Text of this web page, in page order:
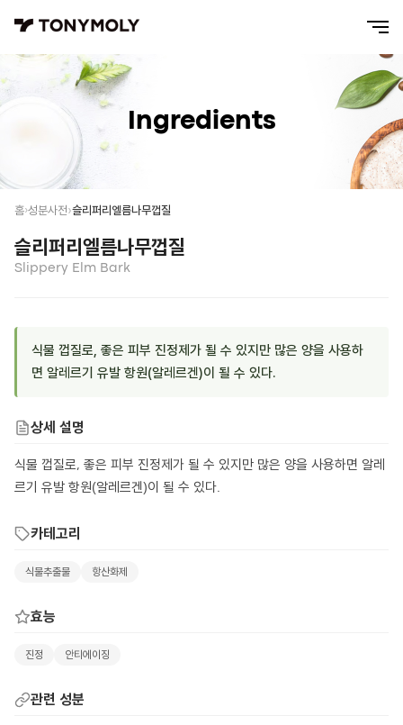
Ingredients
홈 성분사전 슬리퍼리엘름나무껍질
슬리퍼리엘름나무껍질
Slippery Elm Bark
식물 껍질로, 좋은 피부 진정제가 될 수 있지만 많은 양을 사용하
면 알레르기 유발 항원(알레르겐)이 될 수 있다.
상세 설명
식물 껍질로, 좋은 피부 진정제가 될 수 있지만 많은 양을 사용하면 알레
르기 유발 항원(알레르겐)이 될 수 있다.
카테고리
식물추출물 항산화제
효능
진정 안티에이징
관련 성분